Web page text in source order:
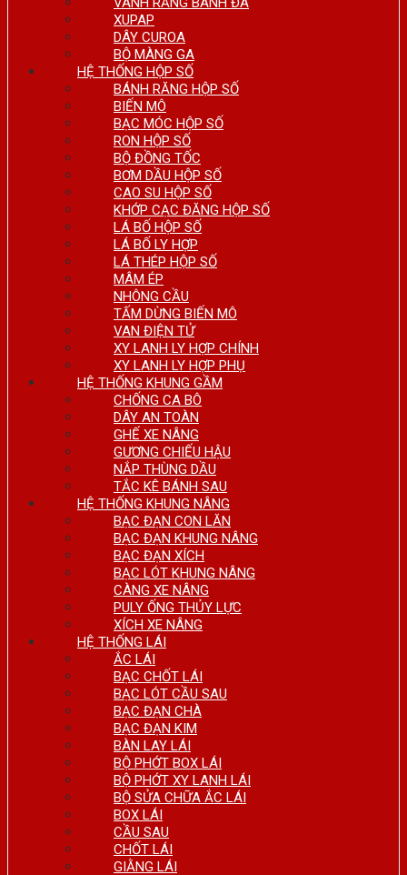
XUPAP
DÂY CUROA
BỘ MÀNG GA
HỆ THỐNG HỘP SỐ
BÁNH RĂNG HỘP SỐ
BIẾN MÔ
BẠC MÓC HỘP SỐ
RON HỘP SỐ
BỘ ĐỒNG TỐC
BƠM DẦU HỘP SỐ
CAO SU HỘP SỐ
KHỚP CẠC ĐĂNG HỘP SỐ
LÁ BỐ HỘP SỐ
LÁ BỐ LY HỢP
LÁ THÉP HỘP SỐ
MÂM ÉP
NHÔNG CẦU
TẤM DỪNG BIẾN MÔ
VAN ĐIỆN TỬ
XY LANH LY HỢP CHÍNH
XY LANH LY HỢP PHỤ
HỆ THỐNG KHUNG GẦM
CHỐNG CA BÔ
DÂY AN TOÀN
GHẾ XE NÂNG
GƯƠNG CHIẾU HẬU
NẮP THÙNG DẦU
TẮC KÊ BÁNH SAU
HỆ THỐNG KHUNG NÂNG
BẠC ĐẠN CON LĂN
BẠC ĐẠN KHUNG NÂNG
BẠC ĐẠN XÍCH
BẠC LÓT KHUNG NÂNG
CÀNG XE NÂNG
PULY ỐNG THỦY LỰC
XÍCH XE NÂNG
HỆ THỐNG LÁI
ẮC LÁI
BẠC CHỐT LÁI
BẠC LÓT CẦU SAU
BẠC ĐẠN CHÀ
BẠC ĐẠN KIM
BÀN LAY LÁI
BỘ PHỚT BOX LÁI
BỘ PHỚT XY LANH LÁI
BỘ SỬA CHỮA ẮC LÁI
BOX LÁI
CẦU SAU
CHỐT LÁI
GIẰNG LÁI